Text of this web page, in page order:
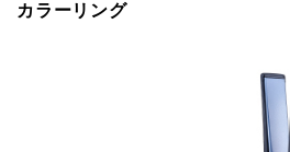
カラーリング